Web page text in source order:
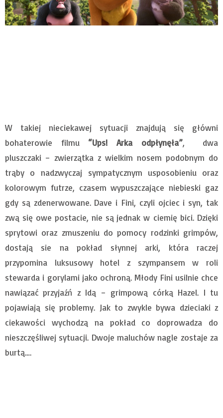
W takiej nieciekawej sytuacji znajdują się główni
bohaterowie filmu “Ups! Arka odpłynęła”, dwa
pluszczaki – zwierzątka z wielkim nosem podobnym do
trąby o nadzwyczaj sympatycznym usposobieniu oraz
kolorowym futrze, czasem wypuszczające niebieski gaz
gdy są zdenerwowane. Dave i Fini, czyli ojciec i syn, tak
zwą się owe postacie, nie są jednak w ciemię bici. Dzięki
sprytowi oraz zmuszeniu do pomocy rodzinki grimpów,
dostają sie na pokład słynnej arki, która raczej
przypomina luksusowy hotel z szympansem w roli
stewarda i gorylami jako ochroną. Młody Fini usilnie chce
nawiązać przyjaźń z Idą – grimpową córką Hazel. I tu
pojawiają się problemy. Jak to zwykle bywa dzieciaki z
ciekawości wychodzą na pokład co doprowadza do
nieszczęśliwej sytuacji. Dwoje maluchów nagle zostaje za
burtą….